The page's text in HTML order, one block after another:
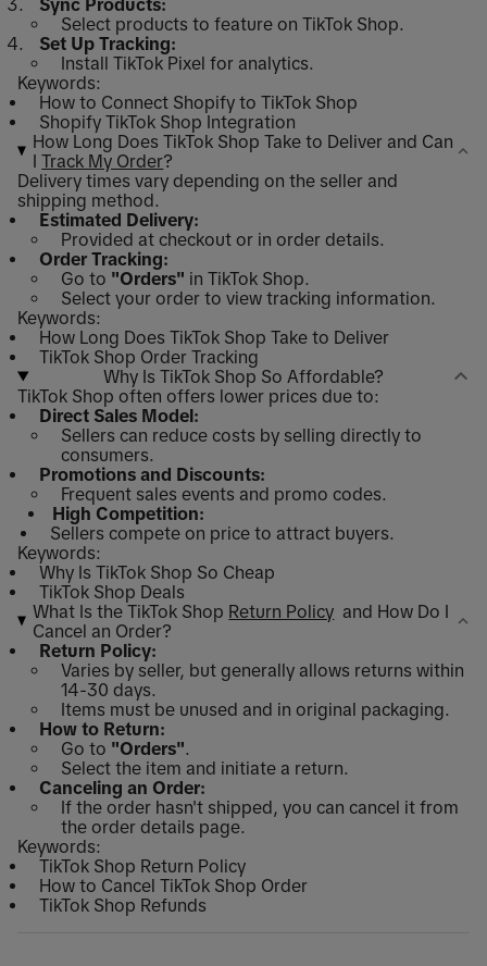
Sync Products:
Select products to feature on TikTok Shop.
Set Up Tracking:
Install TikTok Pixel for analytics.
Keywords:
How to Connect Shopify to TikTok Shop
Shopify TikTok Shop Integration
How Long Does TikTok Shop Take to Deliver and Can
ITrack My Order?
Delivery times vary depending on the seller and
shipping method.
Estimated Delivery:
Provided at checkout or in order details.
Order Tracking:
Go to "Orders" in TikTok Shop.
Select your order to view tracking information.
Keywords:
How Long Does TikTok Shop Take to Deliver
TikTok Shop Order Tracking
Why Is TikTok Shop So Affordable?
TikTok Shop often offers lower prices due to:
Direct Sales Model:
Sellers can reduce costs by selling directly to
consumers.
Promotions and Discounts:
Frequent sales events and promo codes.
High Competition:
Sellers compete on price to attract buyers.
Keywords:
Why Is TikTok Shop So Cheap
TikTok Shop Deals
What Is the TikTok Shop Return Policy and How Do I
Cancel an Order?
Return Policy:
Varies by seller, but generally allows returns within
14-30 days.
Items must be unused and in original packaging.
How to Return:
Go to "Orders".
Select the item and initiate a return.
Canceling an Order:
If the order hasn't shipped, you can cancel it from
the order details page.
Keywords:
TikTok Shop Return Policy
How to Cancel TikTok Shop Order
TikTok Shop Refunds